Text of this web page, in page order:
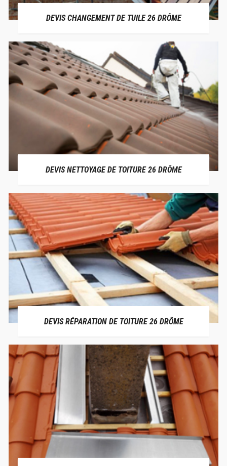
DEVIS CHANGEMENT DE TUILE 26 DRÔME
DEVIS NETTOYAGE DE TOITURE 26 DRÔME
DEVIS RÉPARATION DE TOITURE 26 DRÔME